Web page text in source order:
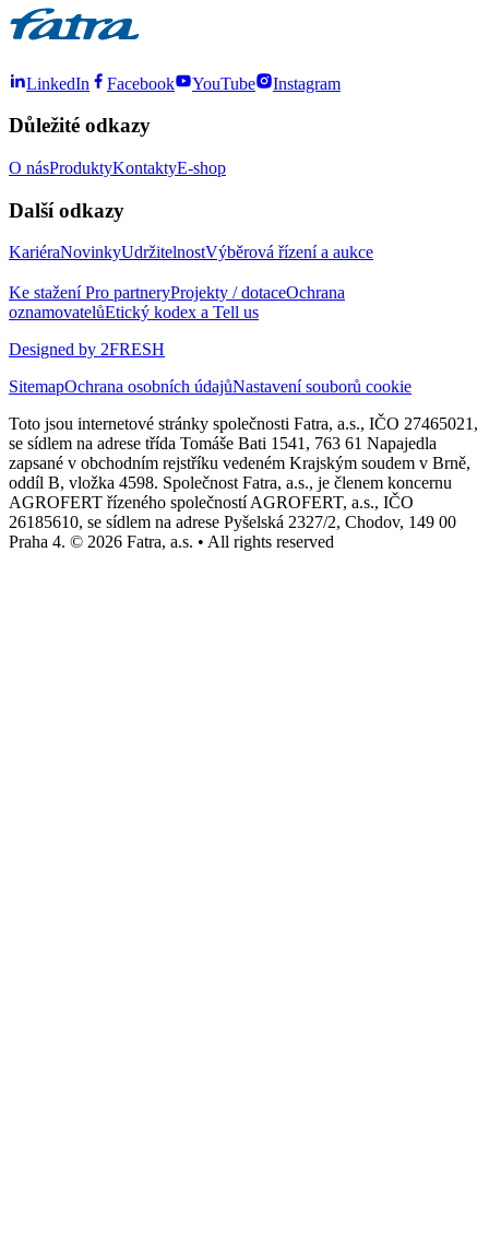
LinkedIn Facebook YouTube Instagram
Důležité odkazy
O násProduktyKontaktyE-shop
Další odkazy
KariéraNovinkyUdržitelnostVýběrová řízení a aukce
Ke staženíPro partneryProjekty / dotaceOchrana
oznamovatelůEtický kodex a Tell us
Designed by 2FRESH
SitemapOchrana osobních údajůNastavení souborů cookie
Toto jsou internetové stránky společnosti Fatra, a.s., IČO 27465021,
se sídlem na adrese třída Tomáše Bati 1541, 763 61 Napajedla
zapsané v obchodním rejstříku vedeném Krajským soudem v Brně,
oddíl B, vložka 4598. Společnost Fatra, a.s., je členem koncernu
AGROFERT řízeného společností AGROFERT, a.s., IČO
26185610, se sídlem na adrese Pyšelská 2327/2, Chodov, 149 00
Praha 4. © 2026 Fatra, a.s. • All rights reserved